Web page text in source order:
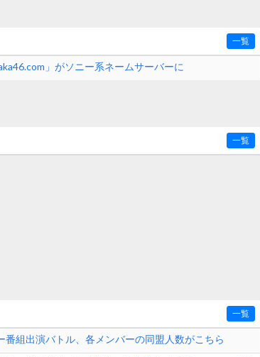
一覧
」がソニー系ネームサーバーに
一覧
一覧
番組出演バトル、各メンバーの同盟人数がこちら